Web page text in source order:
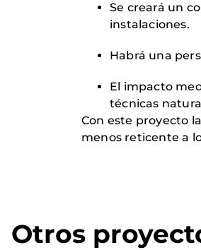
Se creará un
instalaciones.
Habrá una
El impacto
técnicas
Con este proyecto
menos reticente a
Otros